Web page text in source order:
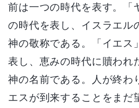
前は一つの時代を表す。「
の時代を表し、イスラエル
神の敬称である。「イエス
表し、恵みの時代に贖われ
神の名前である。人が終わ
エスが到来することをまだ